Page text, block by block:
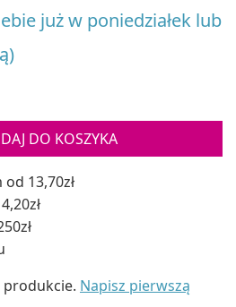
już w poniedziałek lub
DO KOSZYKA
13,70zł
Napisz pierwszą